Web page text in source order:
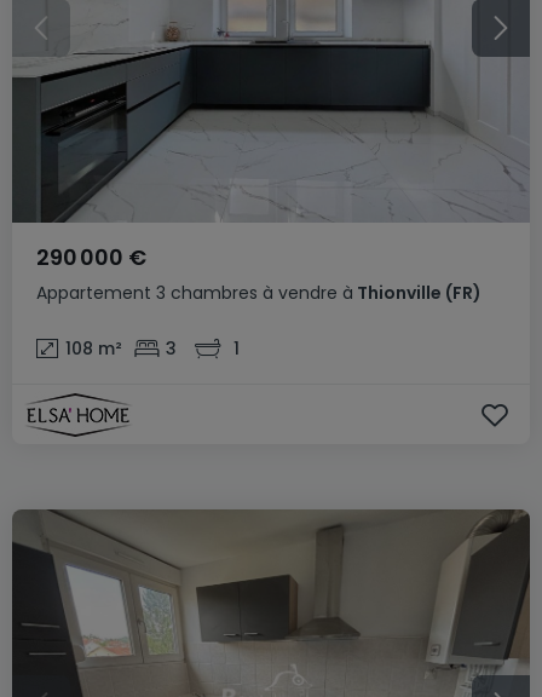
Appartement 3 chambres à vendre à Thionville (FR)
290 000 €
108 m² 3 1